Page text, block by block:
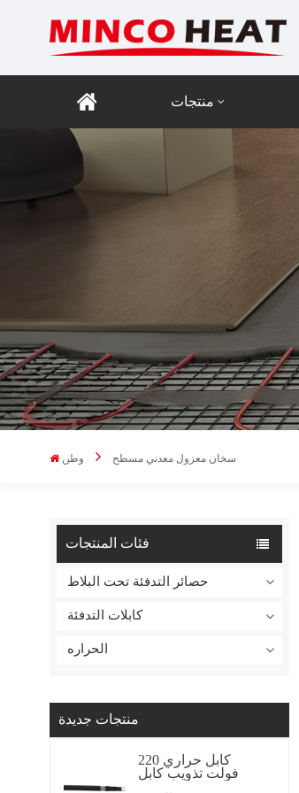
منتجات
وطن سخان معزول معدني مسطح
فئات المنتجات
حصائر التدفئة تحت البلاط
كابلات التدفئة
الحراره
منتجات جديدة
كابل حراري 220
فولت تذويب كابل